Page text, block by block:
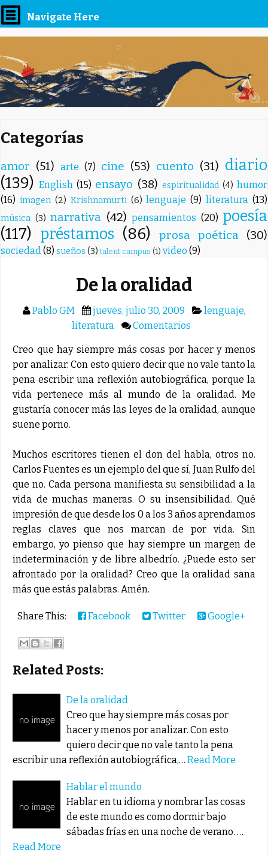
Navigate Here
Categorías
amor (51) arte (7) cine (53) cuento (31) diario
(139) English (15) ensayo (38) espiritualidad (4) humor
(16) imagen (2) Krishnamurti (6) lenguaje (9) literatura (13)
música (3) narrativa (42) pensamientos (20) poesía
(117) préstamos (86) prosa poética (30)
sociedad(8) sueños (3) talent campus (1) video (9)
De la oralidad
Pablo GM jueves, julio 30, 2009 lenguaje,
literatura
Comentarios
Creo que hay siempre más cosas por hacer y menos
por analizar. Con esto quiero decir que no vale tanto la
pena escribir una reflexión autobiográfica, porque la
vida pertenece más al mundo de la oralidad. Me
gustaría conocer más las leyes de la oralidad, aunque
suene porno.
Muchos escritores tienen el don del habla, otros no.
Carlos Fuentes es un ejemplo del que sí, Juan Rulfo del
que no. Cada persona manifiesta su sensibilidad a la
vida de muchas maneras. O su insensibilidad. Qué
impresión de que desde los 0 a los 3 años aprendamos
reglas claves que nos marcan de por vida. Sin
embargo, yo pienso que hay siempre un margen de
indeterminación y de libre albedrío. ¿Puede esto ser
afrontado por la oralidad? Creo que la oralidad sana
más que estás palabras. Amén.
Share This: Facebook Twitter Google+
Related Posts:
De la oralidad
Creo que hay siempre más cosas por
hacer y menos por analizar. Con esto
quiero decir que no vale tanto la pena
escribir una reflexión autobiográfica,… Read More
Hablar el mundo
Hablar en tu idioma y nombrar las cosas
de este mundo es como dormir bajo
sábadas frías en una noche de verano. …
Read More